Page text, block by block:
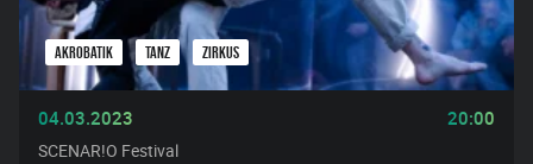
AKROBATIK TANZ ZIRKUS
04.03.2023 20:00
SCENAR!O Festival